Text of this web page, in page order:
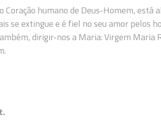
Coração humano de Deus-Homem, está
se extingue e é fiel no seu amor pelos
dirigir-nos a Maria: Virgem Maria